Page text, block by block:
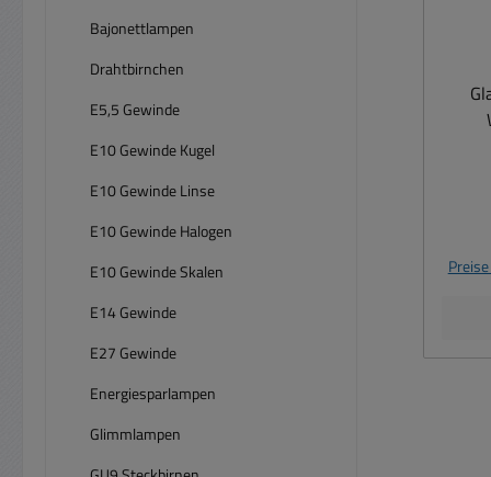
Bajonettlampen
Drahtbirnchen
E5,5 Gewinde
E10 Gewinde Kugel
E10 Gewinde Linse
E10 Gewinde Halogen
E10 Gewinde Skalen
E14 Gewinde
E27 Gewinde
Energiesparlampen
Glimmlampen